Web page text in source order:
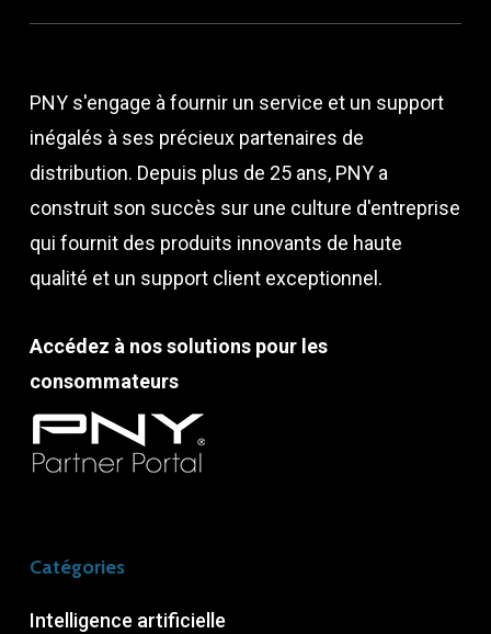
PNY s'engage à fournir un service et un support
inégalés à ses précieux partenaires de
distribution. Depuis plus de 25 ans, PNY a
construit son succès sur une culture d'entreprise
qui fournit des produits innovants de haute
qualité et un support client exceptionnel.
Accédez à nos solutions pour les
consommateurs
Catégories
Intelligence artificielle